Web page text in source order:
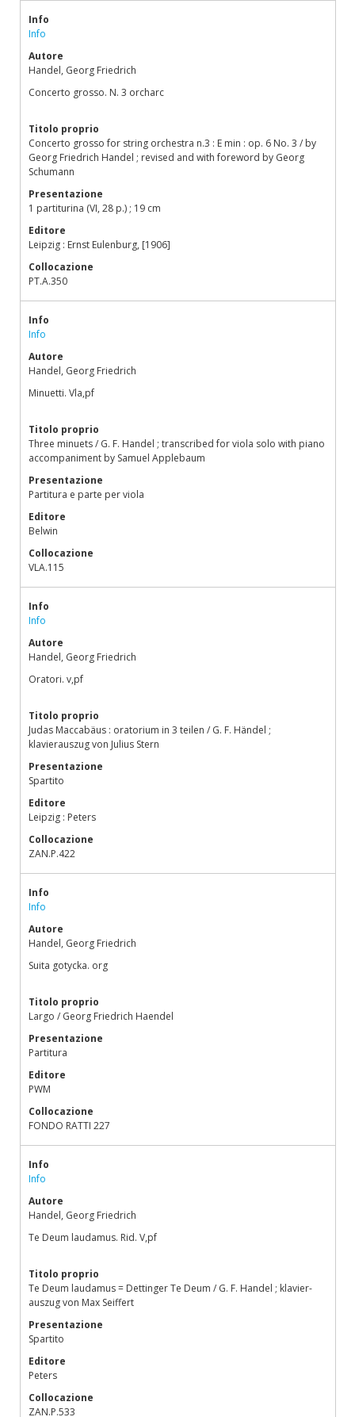
Info
Info
Autore
Handel, Georg Friedrich
Concerto grosso. N. 3 orcharc
Titolo proprio
Concerto grosso for string orchestra n.3 : E min : op. 6 No. 3 / by
Georg Friedrich Handel ; revised and with foreword by Georg
Schumann
Presentazione
1 partiturina (VI, 28 p.) ; 19 cm
Editore
Leipzig : Ernst Eulenburg, [1906]
Collocazione
PT.A.350
Info
Info
Autore
Handel, Georg Friedrich
Minuetti. Vla,pf
Titolo proprio
Three minuets / G. F. Handel ; transcribed for viola solo with piano
accompaniment by Samuel Applebaum
Presentazione
Partitura e parte per viola
Editore
Belwin
Collocazione
VLA.115
Info
Info
Autore
Handel, Georg Friedrich
Oratori. v,pf
Titolo proprio
Judas Maccabäus : oratorium in 3 teilen / G. F. Händel ;
klavierauszug von Julius Stern
Presentazione
Spartito
Editore
Leipzig : Peters
Collocazione
ZAN.P.422
Info
Info
Autore
Handel, Georg Friedrich
Suita gotycka. org
Titolo proprio
Largo / Georg Friedrich Haendel
Presentazione
Partitura
Editore
PWM
Collocazione
FONDO RATTI 227
Info
Info
Autore
Handel, Georg Friedrich
Te Deum laudamus. Rid. V,pf
Titolo proprio
Te Deum laudamus = Dettinger Te Deum / G. F. Handel ; klavier-
auszug von Max Seiffert
Presentazione
Spartito
Editore
Peters
Collocazione
ZAN.P.533